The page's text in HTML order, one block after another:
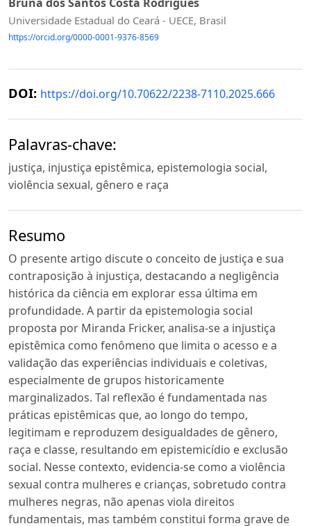
Universidade Estadual do Ceará - UECE, Brasil
https://orcid.org/0000-0001-9376-8569
DOI: https://doi.org/10.70622/2238-7110.2025.666
Palavras-chave:
justiça, injustiça epistêmica, epistemologia social,
violência sexual, gênero e raça
Resumo
O presente artigo discute o conceito de justiça e sua
contraposição à injustiça, destacando a negligência
histórica da ciência em explorar essa última em
profundidade. A partir da epistemologia social
proposta por Miranda Fricker, analisa-se a injustiça
epistêmica como fenômeno que limita o acesso e a
validação das experiências individuais e coletivas,
especialmente de grupos historicamente
marginalizados. Tal reflexão é fundamentada nas
práticas epistêmicas que, ao longo do tempo,
legitimam e reproduzem desigualdades de gênero,
raça e classe, resultando em epistemicídio e exclusão
social. Nesse contexto, evidencia-se como a violência
sexual contra mulheres e crianças, sobretudo contra
mulheres negras, não apenas viola direitos
fundamentais, mas também constitui forma grave de